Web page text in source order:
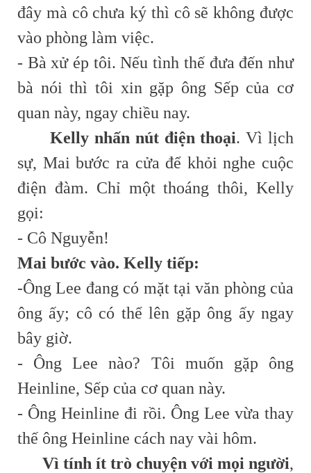
đây mà cô chưa ký thì cô sẽ không được
vào phòng làm việc.
- Bà xử ép tôi. Nếu tình thế đưa đến như
bà nói thì tôi xin gặp ông Sếp của cơ
quan này, ngay chiều nay.
Kelly nhấn nút điện thoại. Vì lịch
sự, Mai bước ra cửa để khỏi nghe cuộc
điện đàm. Chỉ một thoáng thôi, Kelly
gọi:
- Cô Nguyễn!
Mai bước vào. Kelly tiếp:
-Ông Lee đang có mặt tại văn phòng của
ông ấy; cô có thể lên gặp ông ấy ngay
bây giờ.
- Ông Lee nào? Tôi muốn gặp ông
Heinline, Sếp của cơ quan này.
- Ông Heinline đi rồi. Ông Lee vừa thay
thế ông Heinline cách nay vài hôm.
Vì tính ít trò chuyện với mọi người,